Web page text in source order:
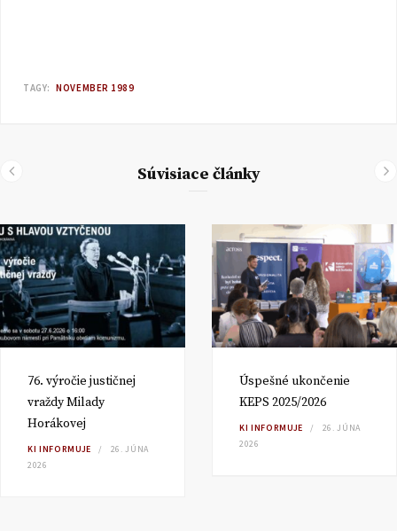
TAGY: NOVEMBER 1989
Súvisiace články
76. výročie justičnej
vraždy Milady
Horákovej
KI INFORMUJE
26. JÚNA
2026
Úspešné ukončenie
KEPS 2025/2026
KI INFORMUJE
26. JÚNA
2026